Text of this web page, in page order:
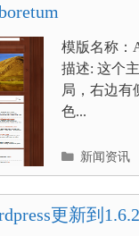
模版名称：
描述: 这个
局，右边有
色...
分
类
目
录
新闻资讯
更新到